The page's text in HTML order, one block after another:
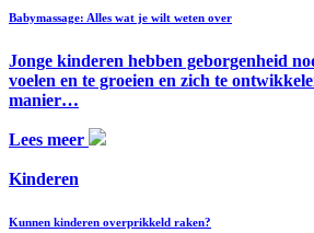
Babymassage: Alles wat je wilt weten over
Jonge kinderen hebben geborgenheid
voelen en te groeien en zich te
manier…
Lees meer
Kinderen
Kunnen kinderen overprikkeld raken?